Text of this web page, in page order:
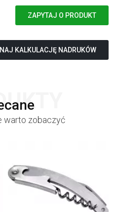
ZAPYTAJ O PRODUKT
KALKULACJĘ NADRUKÓW
warto zobaczyć